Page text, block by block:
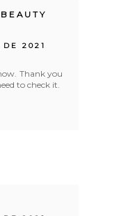
DE 2021
Thank you
to check it.